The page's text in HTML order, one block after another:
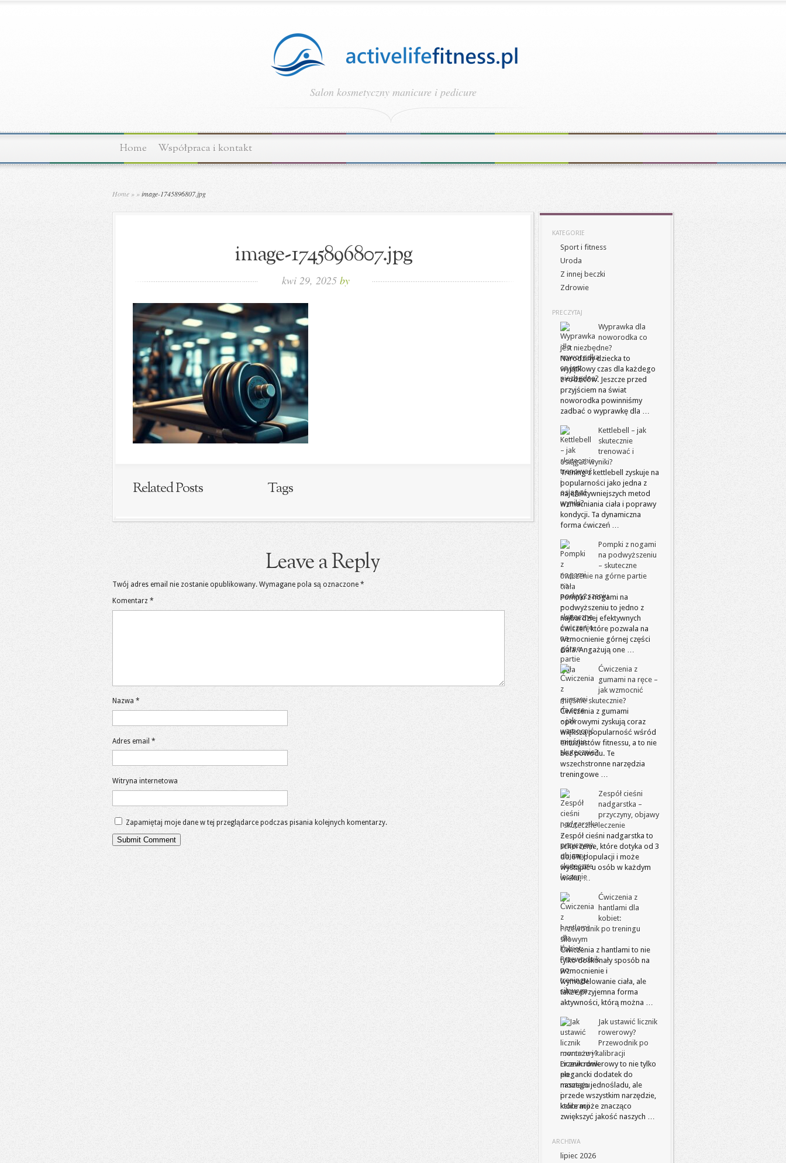
Salon kosmetyczny manicure i pedicure
Home Współpraca i kontakt
Home » »image-1745896807.jpg
image-1745896807.jpg
kwi 29, 2025 by
Related Posts Tags
Leave a Reply
Twój adres email nie zostanie opublikowany. Wymagane pola są oznaczone *
Komentarz *
Nazwa *
Adres email *
Witryna internetowa
Zapamiętaj moje dane w tej przeglądarce podczas pisania kolejnych komentarzy.
KATEGORIE
Sport i fitness
Uroda
Z innej beczki
Zdrowie
PRECZYTAJ
Wyprawka dla
noworodka co
jest niezbędne?
Narodziny dziecka to
wyjątkowy czas dla każdego
z rodziców. Jeszcze przed
przyjściem na świat
noworodka powinniśmy
zadbać o wyprawkę dla …
Kettlebell – jak
skutecznie
trenować i
osiągać wyniki?
Trening z kettlebell zyskuje na
popularności jako jedna z
najefektywniejszych metod
wzmacniania ciała i poprawy
kondycji. Ta dynamiczna
forma ćwiczeń …
Pompki z nogami
na podwyższeniu
– skuteczne
ćwiczenie na górne partie
ciała
Pompki z nogami na
podwyższeniu to jedno z
najbardziej efektywnych
ćwiczeń, które pozwala na
wzmocnienie górnej części
ciała. Angażują one …
Ćwiczenia z
gumami na ręce –
jak wzmocnić
mięśnie skutecznie?
Ćwiczenia z gumami
oporowymi zyskują coraz
większą popularność wśród
entuzjastów fitnessu, a to nie
bez powodu. Te
wszechstronne narzędzia
treningowe …
Zespół cieśni
nadgarstka –
przyczyny, objawy
i skuteczne leczenie
Zespół cieśni nadgarstka to
schorzenie, które dotyka od 3
do 6% populacji i może
wystąpić u osób w każdym
wieku, …
Ćwiczenia z
hantlami dla
kobiet:
Przewodnik po treningu
siłowym
Ćwiczenia z hantlami to nie
tylko doskonały sposób na
wzmocnienie i
wymodelowanie ciała, ale
także przyjemna forma
aktywności, którą można …
Jak ustawić licznik
rowerowy?
Przewodnik po
montażu i kalibracji
Licznik rowerowy to nie tylko
elegancki dodatek do
naszego jednośladu, ale
przede wszystkim narzędzie,
które może znacząco
zwiększyć jakość naszych …
ARCHIWA
lipiec 2026